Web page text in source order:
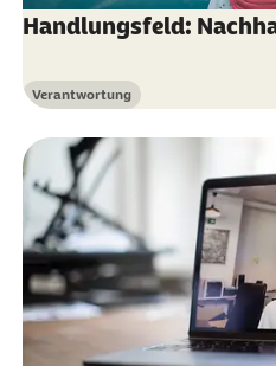
Handlungsfeld:
Kategorie
Verantwortung